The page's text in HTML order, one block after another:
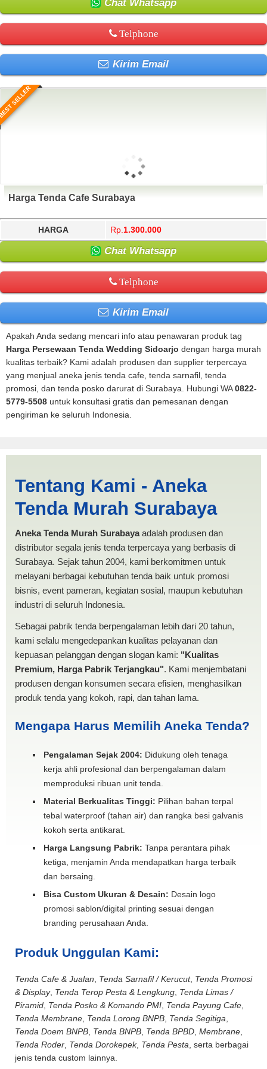
Chat Whatsapp
Telphone
Kirim Email
SELLER
Harga Tenda Cafe Surabaya
HARGA Rp. 1.300.000
Chat Whatsapp
Telphone
Kirim Email
Apakah Anda sedang mencari info atau penawaran produk tag
Harga Persewaan Tenda Wedding Sidoarjo dengan harga murah
kualitas terbaik? Kami adalah produsen dan supplier terpercaya
yang menjual aneka jenis tenda cafe, tenda sarnafil, tenda
promosi, dan tenda posko darurat di Surabaya. Hubungi WA0822-
5779-5508 untuk konsultasi gratis dan pemesanan dengan
pengiriman ke seluruh Indonesia.
Wedding Sidoarjo |
PRODUKSI ANEKA TENDA
MURAH
Tentang Kami - Aneka
Tenda Murah Surabaya
Aneka Tenda Murah Surabayaadalah produsen dan
distributor segala jenis tenda terpercaya yang berbasis di
Surabaya. Sejak tahun 2004, kami berkomitmen untuk
melayani berbagai kebutuhan tenda baik untuk promosi
bisnis, event pameran, kegiatan sosial, maupun kebutuhan
industri di seluruh Indonesia.
Sebagai pabrik tenda berpengalaman lebih dari 20 tahun,
kami selalu mengedepankan kualitas pelayanan dan
kepuasan pelanggan dengan slogan kami: "Kualitas
Premium, Harga Pabrik Terjangkau". Kami menjembatani
produsen dengan konsumen secara efisien, menghasilkan
produk tenda yang kokoh, rapi, dan tahan lama.
Mengapa Harus Memilih Aneka Tenda?
Pengalaman Sejak 2004: Didukung oleh tenaga
kerja ahli profesional dan berpengalaman dalam
memproduksi ribuan unit tenda.
Material Berkualitas Tinggi: Pilihan bahan terpal
tebal waterproof (tahan air) dan rangka besi galvanis
kokoh serta antikarat.
Harga Langsung Pabrik: Tanpa perantara pihak
ketiga, menjamin Anda mendapatkan harga terbaik
dan bersaing.
Bisa Custom Ukuran & Desain: Desain logo
promosi sablon/digital printing sesuai dengan
branding perusahaan Anda.
Produk Unggulan Kami:
Tenda Cafe & Jualan Tenda Sarnafil / Kerucut, Tenda Promosi
& Display, Tenda Terop Pesta & Lengkung Tenda Limas /
Piramid Tenda Posko & Komando PMI Tenda Payung Cafe
Tenda Membrane Tenda Lorong BNPB Tenda Segitiga
Tenda Doem BNPB Tenda BNPB Tenda BPBD Membrane
Tenda Roder Tenda Dorokepek, Tenda Pesta , serta berbagai
jenis tenda custom lainnya.